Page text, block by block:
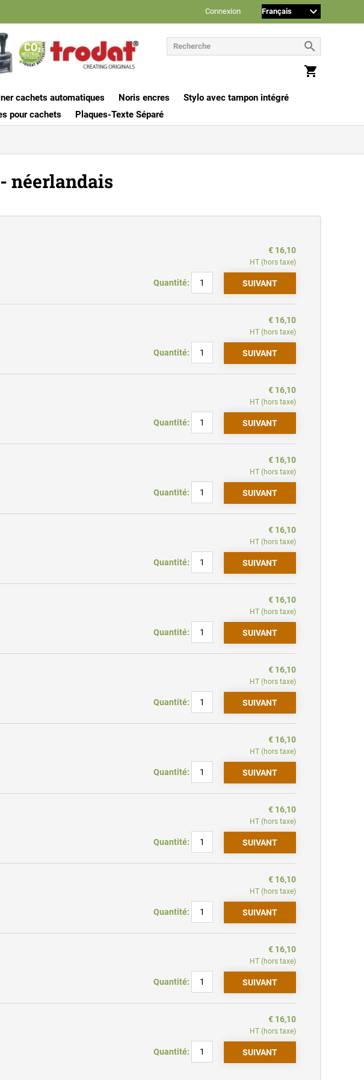
Connexion
cachets automatiques Noris encres
Stylo avec tampon intégré
pour cachets Plaques-Texte Séparé
néerlandais
€ 16,10
HT (hors taxe)
Quantité:
€ 16,10
HT (hors taxe)
Quantité:
€ 16,10
HT (hors taxe)
Quantité:
€ 16,10
HT (hors taxe)
Quantité:
€ 16,10
HT (hors taxe)
Quantité:
€ 16,10
HT (hors taxe)
Quantité:
€ 16,10
HT (hors taxe)
Quantité:
€ 16,10
HT (hors taxe)
Quantité:
€ 16,10
HT (hors taxe)
Quantité:
€ 16,10
HT (hors taxe)
Quantité:
€ 16,10
HT (hors taxe)
Quantité:
€ 16,10
HT (hors taxe)
Quantité: